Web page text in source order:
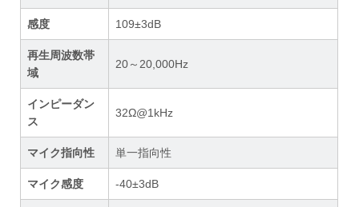
感度 109±3dB
再生周波数帯
域
20～20,000Hz
インピーダン
ス
32Ω@1kHz
マイク指向性 単一指向性
マイク感度 -40±3dB